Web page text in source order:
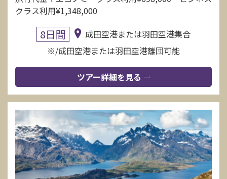
クラス利用¥1,348,000
8日間
成田空港または羽田空港集合
※/成田空港または羽田空港離団可能
ツアー詳細を見る